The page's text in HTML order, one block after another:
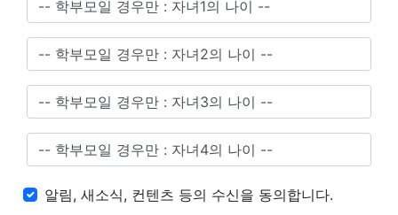
알림, 새소식, 컨텐츠 등의 수신을 동의합니다.